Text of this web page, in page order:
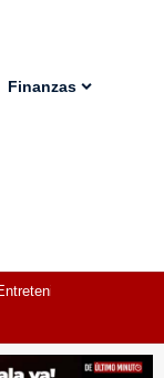
Finanzas